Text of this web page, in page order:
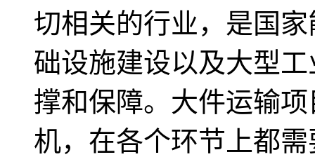
切相关的行业，是国
础设施建设以及大型
撑和保障。大件运输
机，在各个环节上都